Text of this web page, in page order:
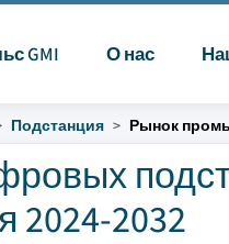
GMI О нас
Подстанция Рынок
2024-2032